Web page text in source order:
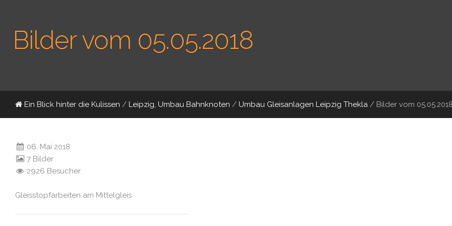
Bilder vom 05.05.2018
Ein Blick hinter die Kulissen / Leipzig, Umbau Bahnknoten / Umbau Gleisanlagen Leipzig Thekla / Bilder vom
06. Mai 2018
7 Bilder
2926 Besucher
Gleisstopfarbeiten am Mittelgleis